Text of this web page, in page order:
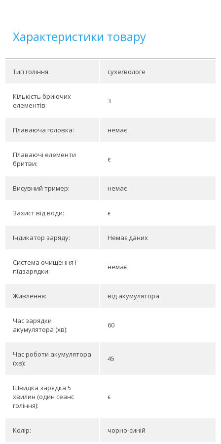
Характеристики товару
Тип гоління: сухе/вологе
Кількість бриючих
елементів:
3
Плаваюча головка: немає
Плаваючі елементи
бритви:
є
Висувний тример: немає
Захист від води: є
Індикатор заряду: Немає даних
Система очищення і
підзарядки:
немає
Живлення: від акумулятора
Час зарядки
акумулятора (хв):
60
Час роботи акумулятора
(хв):
45
Швидка зарядка 5
хвилин (один сеанс
гоління):
є
Колір: чорно-синій